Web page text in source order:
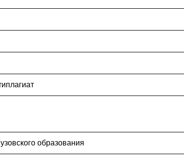
образования